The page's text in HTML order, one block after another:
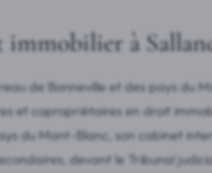
à
de Bonneville et des pays du
et copropriétaires en droit
du Mont-Blanc, son cabinet
devant le Tribunal